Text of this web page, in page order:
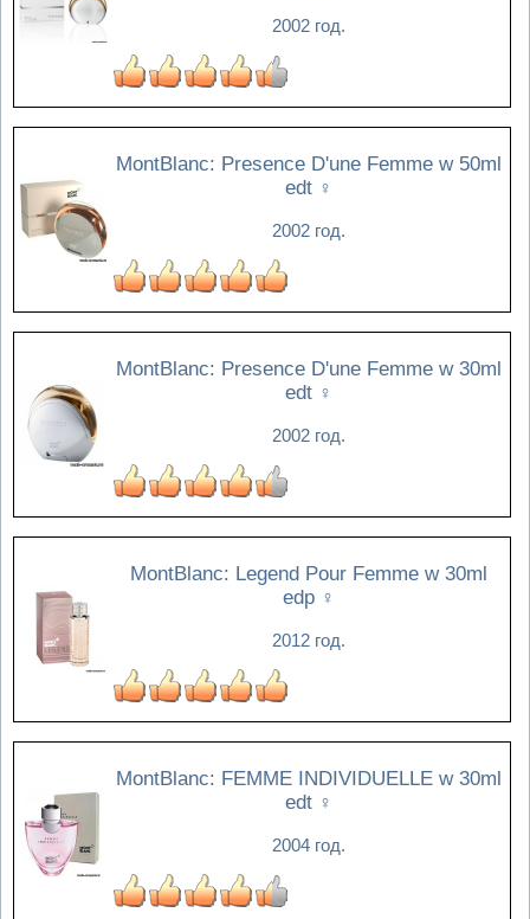
2002 год.
MontBlanc: Presence D'une Femme w 50ml
edt ♀
2002 год.
MontBlanc: Presence D'une Femme w 30ml
edt ♀
2002 год.
MontBlanc: Legend Pour Femme w 30ml
edp ♀
2012 год.
MontBlanc: FEMME INDIVIDUELLE w 30ml
edt ♀
2004 год.